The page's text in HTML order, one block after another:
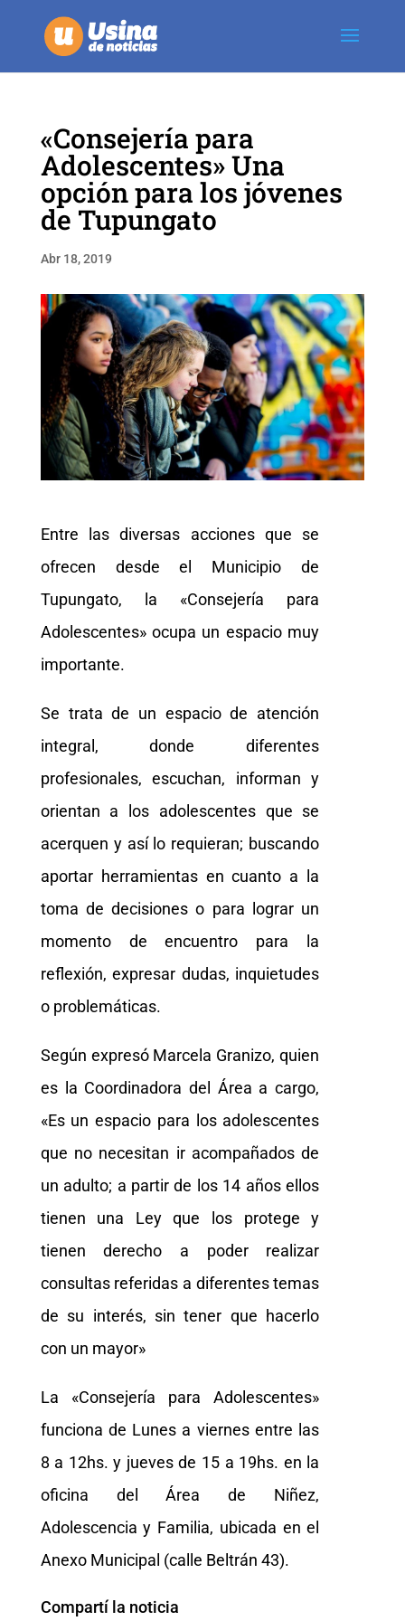
«Consejería para
Adolescentes» Una
opción para los jóvenes
de Tupungato
Abr 18, 2019
Entre las diversas acciones que se
ofrecen desde el Municipio de
Tupungato, la «Consejería para
Adolescentes» ocupa un espacio muy
importante.
Se trata de un espacio de atención
integral, donde diferentes
profesionales, escuchan, informan y
orientan a los adolescentes que se
acerquen y así lo requieran; buscando
aportar herramientas en cuanto a la
toma de decisiones o para lograr un
momento de encuentro para la
reflexión, expresar dudas, inquietudes
o problemáticas.
Según expresó Marcela Granizo, quien
es la Coordinadora del Área a cargo,
«Es un espacio para los adolescentes
que no necesitan ir acompañados de
un adulto; a partir de los 14 años ellos
tienen una Ley que los protege y
tienen derecho a poder realizar
consultas referidas a diferentes temas
de su interés, sin tener que hacerlo
con un mayor»
La «Consejería para Adolescentes»
funciona de Lunes a viernes entre las
8 a 12hs. y jueves de 15 a 19hs. en la
oficina del Área de Niñez,
Adolescencia y Familia, ubicada en el
Anexo Municipal (calle Beltrán 43).
Compartí la noticia